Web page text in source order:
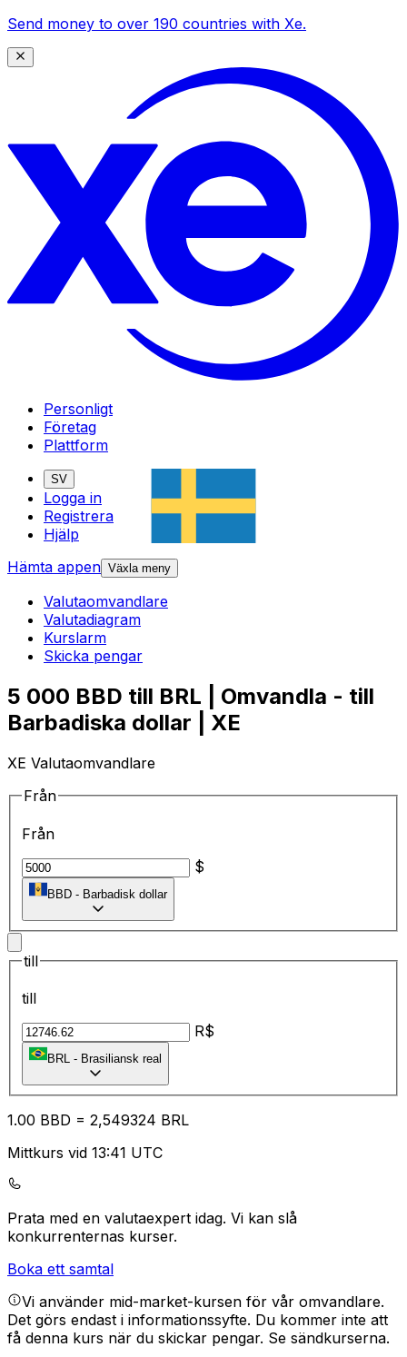
Send money to over 190 countries with Xe.
Personligt
Företag
Plattform
SV
Logga in
Registrera
Hjälp
Hämta appen Växla meny
Valutaomvandlare
Valutadiagram
Kurslarm
Skicka pengar
5 000 BBD till BRL | Omvandla - till
Barbadiska dollar | XE
XE Valutaomvandlare
Från
Från
$
BBD - Barbadisk dollar
till
till
R$
BRL - Brasiliansk real
1.00 BBD = 2,549324 BRL
Mittkurs vid 13:41 UTC
Prata med en valutaexpert idag. Vi kan slå
konkurrenternas kurser.
Boka ett samtal
Vi använder mid-market-kursen för vår omvandlare.
Det görs endast i informationssyfte. Du kommer inte att
få denna kurs när du skickar pengar. Se sändkurserna.